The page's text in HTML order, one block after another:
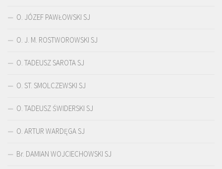
O. JÓZEF PAWŁOWSKI SJ
O. J. M. ROSTWOROWSKI SJ
O. TADEUSZ SAROTA SJ
O. ST. SMOLCZEWSKI SJ
O. TADEUSZ ŚWIDERSKI SJ
O. ARTUR WARDĘGA SJ
Br. DAMIAN WOJCIECHOWSKI SJ